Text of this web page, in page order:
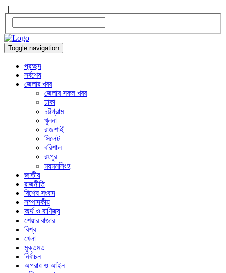
| |
Toggle navigation
প্রচ্ছদ
সর্বশেষ
জেলার খবর
জেলার সকল খবর
ঢাকা
চট্টগ্রাম
খুলনা
রাজশাহী
সিলেট
বরিশাল
রংপুর
ময়মনসিংহ
জাতীয়
রাজনীতি
বিশেষ সংবাদ
সম্পাদকীয়
অর্থ ও বাণিজ্য
শেয়ার বাজার
বিশ্ব
খেলা
মুক্তমত
নির্বাচন
অপরাধ ও আইন